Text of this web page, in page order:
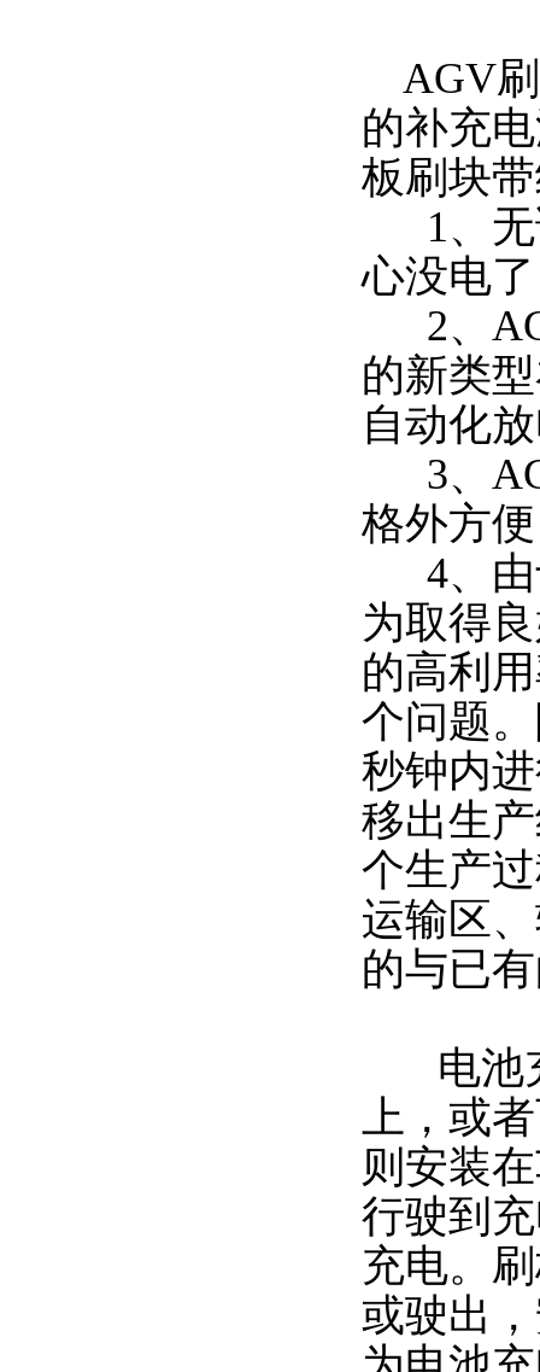
AGV刷
的补充
板刷块
1、无
心没电
2、
的新类
自动化
3、
格外方
4、由
为取得
的高利
个问题
秒钟内
移出生
个生产
运输区
的与已
电池充
上，或
则安装
行驶到
充电。
或驶出